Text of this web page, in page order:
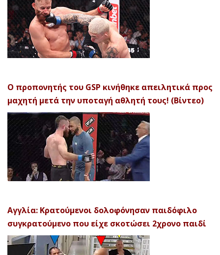
Ο προπονητής του GSP κινήθηκε απειλητικά προς
μαχητή μετά την υποταγή αθλητή τους! (Βίντεο)
Αγγλία: Κρατούμενοι δολοφόνησαν παιδόφιλο
συγκρατούμενο που είχε σκοτώσει 2χρονο παιδί